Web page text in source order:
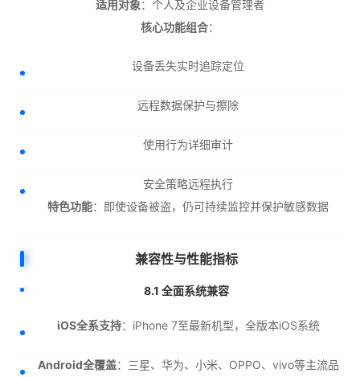
适用对象：个人及企业设备管理者
核心功能组合：
设备丢失实时追踪定位
远程数据保护与擦除
使用行为详细审计
安全策略远程执行
特色功能：即使设备被盗，仍可持续监控并保护敏感数据
兼容性与性能指标
8.1 全面系统兼容
iOS全系支持：iPhone 7至最新机型，全版本iOS系统
Android全覆盖：三星、华为、小米、OPPO、vivo等主流品